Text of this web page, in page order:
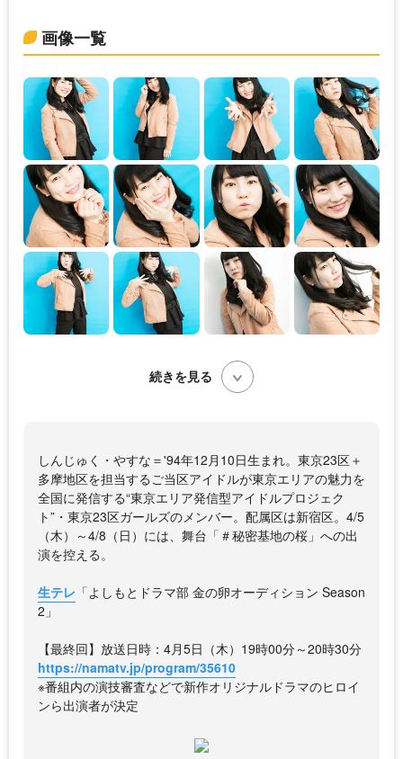
画像一覧
続きを見る
しんじゅく・やすな＝'94年12月10日生まれ。東京23区＋
多摩地区を担当するご当区アイドルが東京エリアの魅力を
全国に発信する“東京エリア発信型アイドルプロジェク
ト”・東京23区ガールズのメンバー。配属区は新宿区。4/5
（木）～4/8（日）には、舞台「＃秘密基地の桜」への出
演を控える。
生テレ 「よしもとドラマ部 金の卵オーディション Season
2」
【最終回】放送日時：4月5日（木）19時00分～20時30分
https://namatv.jp/program/35610
※番組内の演技審査などで新作オリジナルドラマのヒロイ
ンら出演者が決定